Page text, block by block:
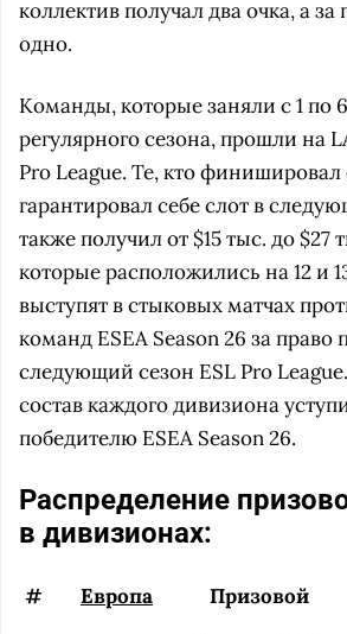
коллектив получал два очка, а
одно.
Команды, которые заняли с 1 по
регулярного сезона, прошли на
Pro League. Те, кто финишировал
гарантировал себе слот в
также получил от $15 тыс. до $27
которые расположились на 12 и
выступят в стыковых матчах
команд ESEA Season 26 за право
следующий сезон ESL Pro
состав каждого дивизиона
победителю ESEA Season 26.
Распределение
в дивизионах:
# Европа Призовой